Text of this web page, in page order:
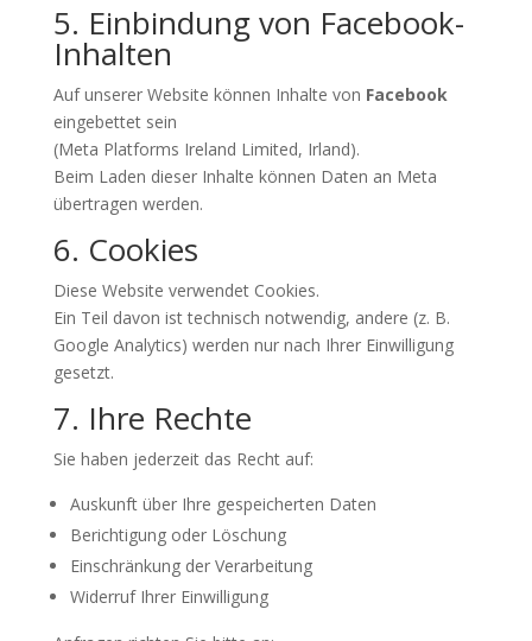
5. Einbindung von Facebook-
Inhalten
Auf unserer Website können Inhalte von Facebook
eingebettet sein
(Meta Platforms Ireland Limited, Irland).
Beim Laden dieser Inhalte können Daten an Meta
übertragen werden.
6. Cookies
Diese Website verwendet Cookies.
Ein Teil davon ist technisch notwendig, andere (z. B.
Google Analytics) werden nur nach Ihrer Einwilligung
gesetzt.
7. Ihre Rechte
Sie haben jederzeit das Recht auf:
Auskunft über Ihre gespeicherten Daten
Berichtigung oder Löschung
Einschränkung der Verarbeitung
Widerruf Ihrer Einwilligung